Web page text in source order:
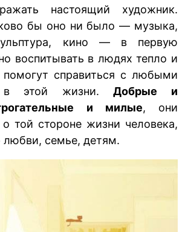
настоящий художник.
бы оно ни было — музыка,
кино — в первую
воспитывать в людях тепло и
помогут справиться с любыми
в этой жизни.Добрые и
и милые, они
той стороне жизни человека,
любви, семье, детям.